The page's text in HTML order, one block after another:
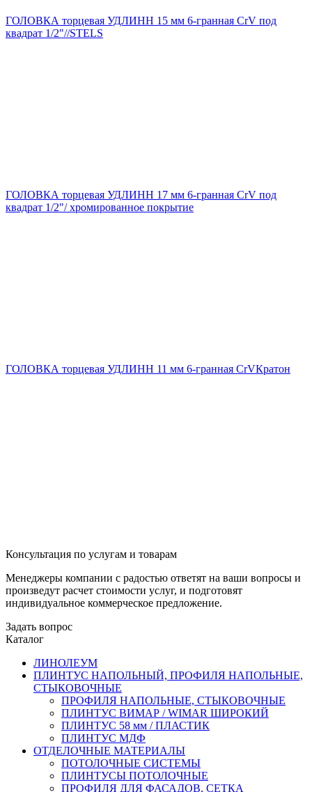
ГОЛОВКА торцевая УДЛИНН 15 мм 6-гранная CrV под
квадрат 1/2"//STELS
ГОЛОВКА торцевая УДЛИНН 17 мм 6-гранная CrV под
квадрат 1/2"/ хромированное покрытие
ГОЛОВКА торцевая УДЛИНН 11 мм 6-гранная CrVКратон
Консультация по услугам и товарам
Менеджеры компании с радостью ответят на ваши вопросы и
произведут расчет стоимости услуг, и подготовят
индивидуальное коммерческое предложение.
Задать вопрос
Каталог
ЛИНОЛЕУМ
ПЛИНТУС НАПОЛЬНЫЙ, ПРОФИЛЯ НАПОЛЬНЫЕ,
СТЫКОВОЧНЫЕ
ПРОФИЛЯ НАПОЛЬНЫЕ, СТЫКОВОЧНЫЕ
ПЛИНТУС ВИМАР / WIMAR ШИРОКИЙ
ПЛИНТУС 58 мм / ПЛАСТИК
ПЛИНТУС МДФ
ОТДЕЛОЧНЫЕ МАТЕРИАЛЫ
ПОТОЛОЧНЫЕ СИСТЕМЫ
ПЛИНТУСЫ ПОТОЛОЧНЫЕ
ПРОФИЛЯ ДЛЯ ФАСАДОВ, СЕТКА